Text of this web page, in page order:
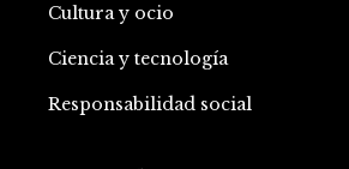
Cultura y ocio
Ciencia y tecnología
Responsabilidad social